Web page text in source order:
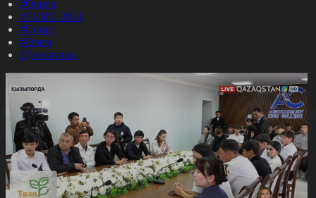
#Оқиға
#EURO 2024
#Спорт
#Әлем
#Денсаулық